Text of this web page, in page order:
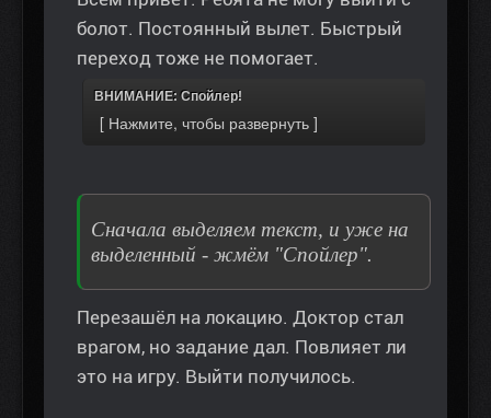
болот. Постоянный вылет. Быстрый
переход тоже не помогает.
ВНИМАНИЕ: Спойлер!
Сначала выделяем текст, и уже на
выделенный - жмём "Спойлер".
Перезашёл на локацию. Доктор стал
врагом, но задание дал. Повлияет ли
это на игру. Выйти получилось.